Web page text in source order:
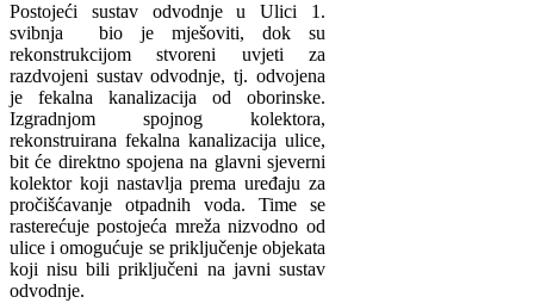
Postojeći sustav odvodnje u Ulici 1.
svibnja bio je mješoviti, dok su
rekonstrukcijom stvoreni uvjeti za
razdvojeni sustav odvodnje, tj. odvojena
je fekalna kanalizacija od oborinske.
Izgradnjom spojnog kolektora,
rekonstruirana fekalna kanalizacija ulice,
bit će direktno spojena na glavni sjeverni
kolektor koji nastavlja prema uređaju za
pročišćavanje otpadnih voda. Time se
rasterećuje postojeća mreža nizvodno od
ulice i omogućuje se priključenje objekata
koji nisu bili priključeni na javni sustav
odvodnje.